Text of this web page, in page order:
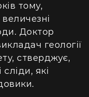
тому,
Доктор
геології
стверджує,
які